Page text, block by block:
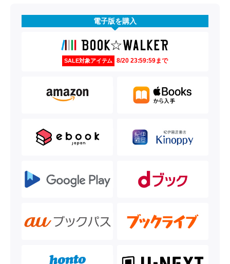
電子版を購入
SALE対象アイテム 8/20 23:59:59まで